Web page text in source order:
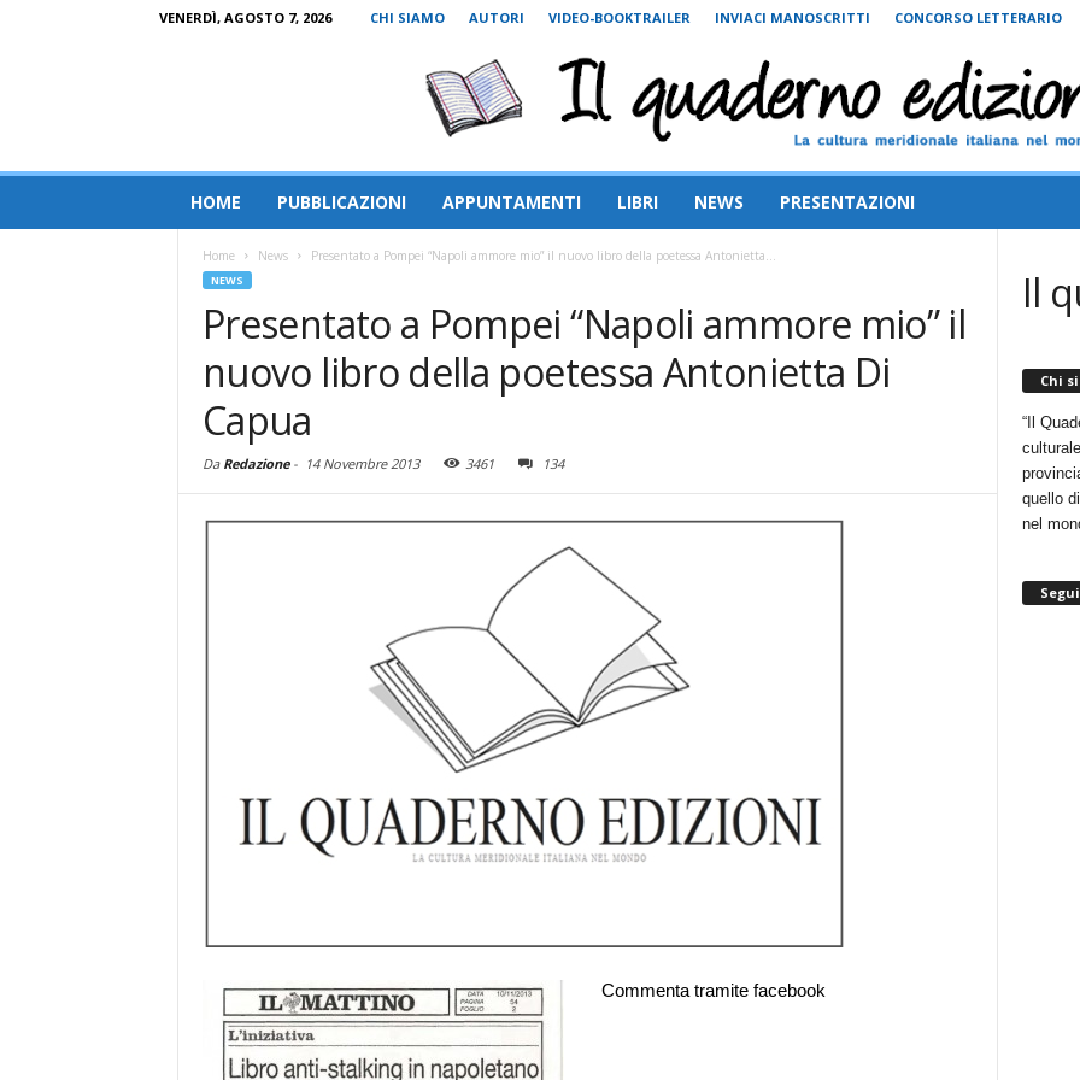
VENERDÌ, AGOSTO 7, 2026 CHI SIAMO AUTORI VIDEO-BOOKTRAILER INVIACI MANOSCRITTI CONCORSO LETTERARIO
HOME PUBBLICAZIONI APPUNTAMENTI LIBRI NEWS PRESENTAZIONI
Home News Presentato a Pompei “Napoli ammore mio” il nuovo libro della poetessa Antonietta...
NEWS
Presentato a Pompei “Napoli ammore mio” il
nuovo libro della poetessa Antonietta Di
Capua
Da Redazione- 14 Novembre 2013 3461 134
Commenta tramite facebook
Il
Chi
“Il
quello
nel